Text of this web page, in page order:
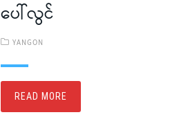
ပေါ်လွင်
YANGON
READ MORE